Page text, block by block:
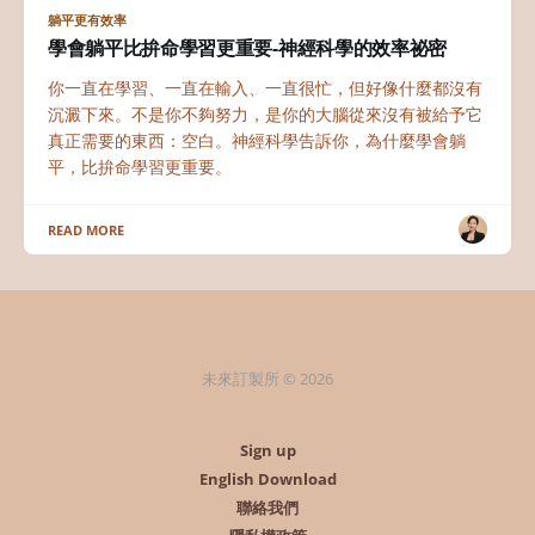
躺平更有效率
學會躺平比拚命學習更重要-神經科學的效率祕密
你一直在學習、一直在輸入、一直很忙，但好像什麼都沒有
沉澱下來。不是你不夠努力，是你的大腦從來沒有被給予它
真正需要的東西：空白。神經科學告訴你，為什麼學會躺
平，比拚命學習更重要。
READ MORE
未來訂製所 © 2026
Sign up
English Download
聯絡我們